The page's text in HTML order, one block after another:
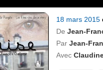
18 mars 2015
De Jean-
Par Jean-
Avec